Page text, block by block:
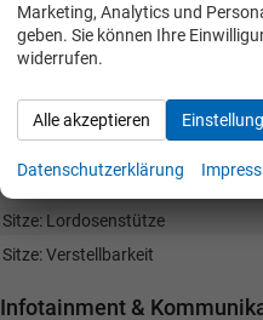
Innen
Klimatisierung
Sitze: Lordosenstütze
Sitze: Verstellbarkeit
Infotainment &
Marketing, Analytics und
geben. Sie können Ihre
widerrufen.
Alle akzeptieren
Datenschutzerklärung